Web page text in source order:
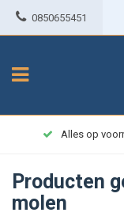
0850655451
Alles op
Producten
molen